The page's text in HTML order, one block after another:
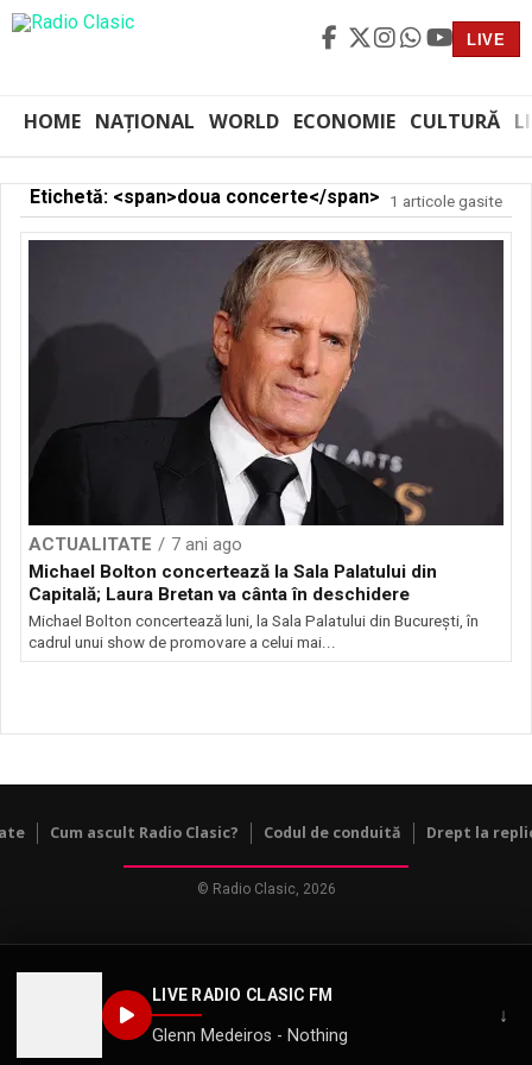
LIVE
HOME NAȚIONAL WORLD ECONOMIE CULTURĂ
LIVE RADIO CLASIC FM
Glenn Medeiros - Nothing
↓
Etichetă: <span>doua concerte</span> 1 articole gasite
ACTUALITATE
7 ani ago
Michael Bolton concertează la Sala Palatului din
Capitală; Laura Bretan va cânta în deschidere
Michael Bolton concertează luni, la Sala Palatului din Bucureşti, în
cadrul unui show de promovare a celui mai...
Cum ascult Radio Clasic? Codul de conduită Drept la
© Radio Clasic, 2026